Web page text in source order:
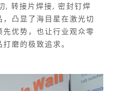
, 转接片焊接, 密封钉焊
凸显了海目星在激光切
优势，也让行业观众零
磨的极致追求。